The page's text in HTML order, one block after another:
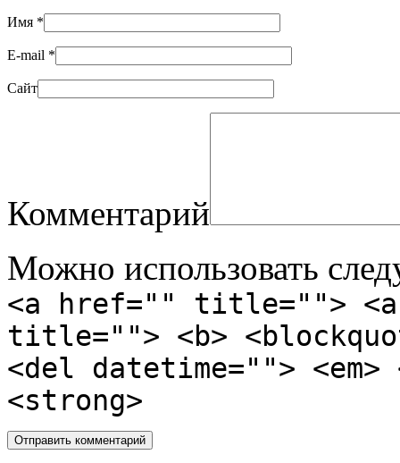
Имя *
E-mail *
Сайт
Комментарий
Можно использовать
<a href="" title="">
title=""> <b>
<del datetime="">
<strong>